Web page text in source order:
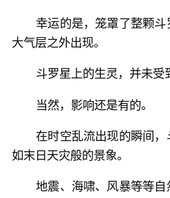
幸运的是，笼罩了整颗
大气层之外出现。
斗罗星上的生灵，并未受
当然，影响还是有的。
在时空乱流出现的瞬间
如末日天灾般的景象。
地震、海啸、风暴等等